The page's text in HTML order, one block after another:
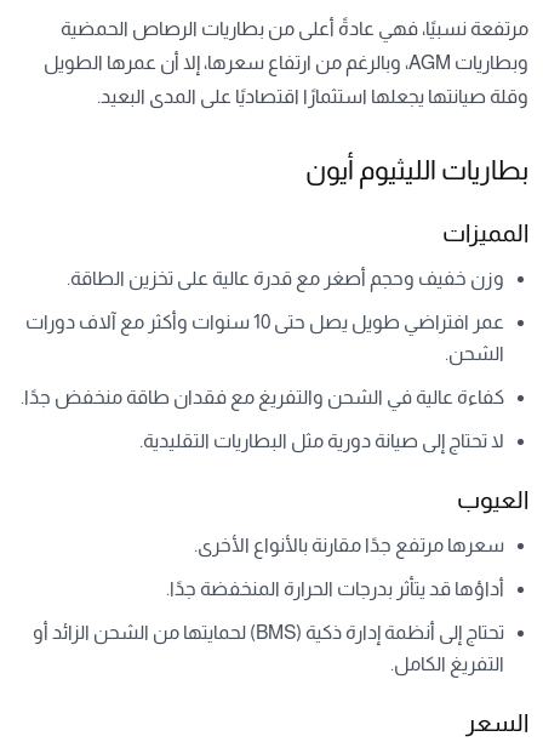
مرتفعة نسبيًا، فهي عادةً أعلى من بطاريات الرصاص الحمضية
وبطاريات AGM، وبالرغم من ارتفاع سعرها، إلا أن عمرها الطويل
وقلة صيانتها يجعلها استثمارًا اقتصاديًا على المدى البعيد.
بطاريات الليثيوم أيون
المميزات
وزن خفيف وحجم أصغر مع قدرة عالية على تخزين الطاقة.
عمر افتراضي طويل يصل حتى 10 سنوات وأكثر مع آلاف دورات
الشحن.
كفاءة عالية في الشحن والتفريغ مع فقدان طاقة منخفض جدًا.
لا تحتاج إلى صيانة دورية مثل البطاريات التقليدية.
العيوب
سعرها مرتفع جدًا مقارنة بالأنواع الأخرى.
أداؤها قد يتأثر بدرجات الحرارة المنخفضة جدًا.
تحتاج إلى أنظمة إدارة ذكية (BMS) لحمايتها من الشحن الزائد أو
التفريغ الكامل.
السعر